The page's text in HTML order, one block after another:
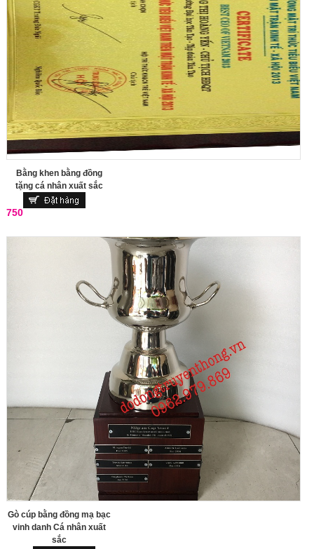
Bằng khen bằng đồng
tặng cá nhân xuất sắc
750
Gò cúp bằng đồng mạ bạc
vinh danh Cá nhân xuất
sắc